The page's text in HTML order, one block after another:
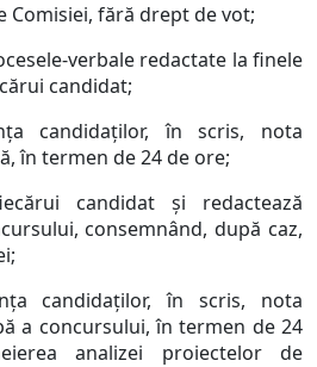
Comisiei, fără drept de vot;
verbale redactate la finele
candidat;
candidaţilor, în scris, nota
în termen de 24 de ore;
candidat şi redactează
consemnând, după caz,
candidaţilor, în scris, nota
a concursului, în termen de 24
analizei proiectelor de